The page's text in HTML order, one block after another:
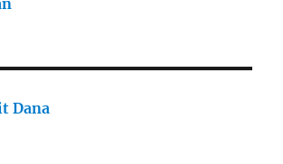
Dana